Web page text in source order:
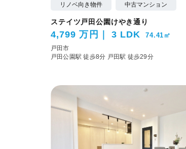
リノベ向き物件 中古マンション
ステイツ戸田公園けやき通り
4,799 万円 3 LDK 74.41㎡
戸田市
戸田公園駅 徒歩8分 戸田駅 徒歩29分